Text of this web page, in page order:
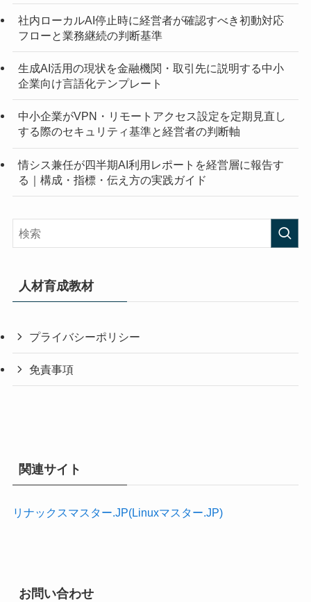
社内ローカルAI停止時に経営者が確認すべき初動対応
フローと業務継続の判断基準
生成AI活用の現状を金融機関・取引先に説明する中小
企業向け言語化テンプレート
中小企業がVPN・リモートアクセス設定を定期見直し
する際のセキュリティ基準と経営者の判断軸
情シス兼任が四半期AI利用レポートを経営層に報告す
る｜構成・指標・伝え方の実践ガイド
人材育成教材
プライバシーポリシー
免責事項
関連サイト
リナックスマスター.JP(Linuxマスター.JP)
お問い合わせ